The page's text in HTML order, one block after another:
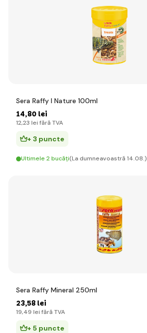
Sera Raffy I Nature 100ml
14,80 lei
12,23 lei fără TVA
+ 3 puncte
Ultimele 2 bucăți(La dumneavoastră 14.08.)
Sera Raffy Mineral 250ml
23,58 lei
19,49 lei fără TVA
+ 5 puncte